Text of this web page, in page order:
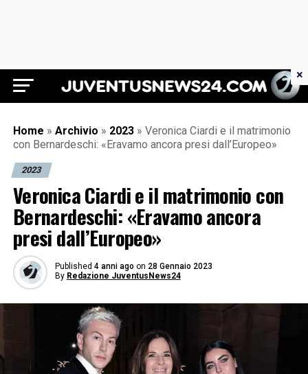
Juventus News 24
Home » Archivio » 2023 » Veronica Ciardi e il matrimonio
con Bernardeschi: «Eravamo ancora presi dall’Europeo»
2023
Veronica Ciardi e il matrimonio con
Bernardeschi: «Eravamo ancora
presi dall’Europeo»
Published 4 anni ago on 28 Gennaio 2023
By Redazione JuventusNews24
×